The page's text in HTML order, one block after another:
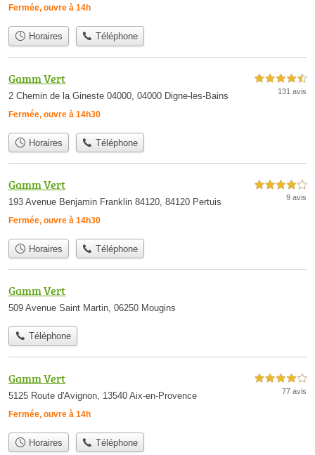
Fermée, ouvre à 14h
Horaires Téléphone
Gamm Vert
2 Chemin de la Gineste 04000, 04000 Digne-les-Bains
Fermée, ouvre à 14h30
4,5 étoiles sur 5
131 avis
Horaires Téléphone
Gamm Vert
193 Avenue Benjamin Franklin 84120, 84120 Pertuis
Fermée, ouvre à 14h30
4,0 étoiles sur 5
9 avis
Horaires Téléphone
Gamm Vert
509 Avenue Saint Martin, 06250 Mougins
Téléphone
Gamm Vert
5125 Route d'Avignon, 13540 Aix-en-Provence
Fermée, ouvre à 14h
4,0 étoiles sur 5
77 avis
Horaires Téléphone